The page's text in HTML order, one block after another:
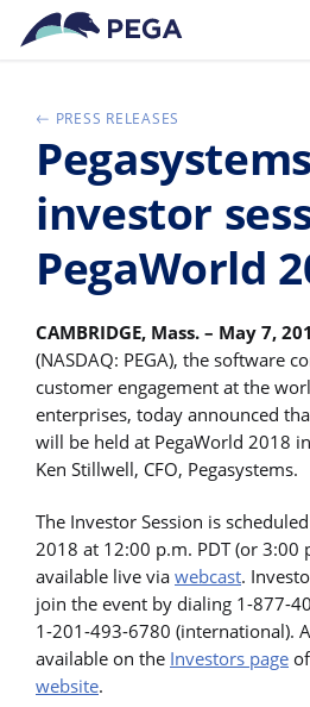
Ir al contenido principal
PRESS RELEASES
investor
PegaWorld
CAMBRIDGE, Mass. – May 7,
(NASDAQ: PEGA), the software
customer engagement at the
enterprises, today announced
will be held at PegaWorld 2018
Ken Stillwell, CFO, Pegasystems.
The Investor Session is
2018 at 12:00 p.m. PDT (or 3:00
available live via webcast.
join the event by dialing 1-877-
1-201-493-6780 (international).
available on the Investors page
website.